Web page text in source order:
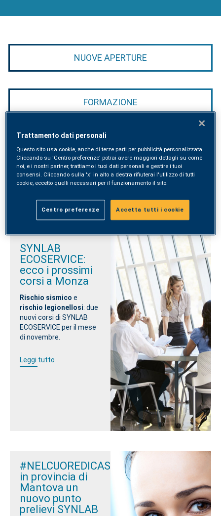
NUOVE APERTURE
FORMAZIONE
EVENTI
SYNLAB
ECOSERVICE:
ecco i prossimi
corsi a Monza
Rischio sismico e
rischio legionellosi: due
nuovi corsi di SYNLAB
ECOSERVICE per il mese
di novembre.
Leggi tutto
#NELCUOREDICASTIGLIONE:
in provincia di
Mantova un
nuovo punto
prelievi SYNLAB
Trattamento dati personali
Questo sito usa cookie, anche di terze parti per pubblicità personalizzata.
Cliccando su 'Centro preferenze' potrai avere maggiori dettagli su come
noi, e i nostri partner, trattiamo i tuoi dati personali e gestire i tuoi
consensi. Cliccando sulla 'x' in alto a destra rifiuterai l'utilizzo di tutti
cookie, eccetto quelli necessari per il funzionamento il sito.
Centro preferenze Accetta tutti i cookie